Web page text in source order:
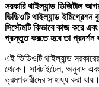
সরকারি থাইল্যান্ড ডিজিটাল
ভিডিওটি থাইল্যান্ড ইমিগ্রেশন
সিস্টেমটি কিভাবে কাজ করে
প্রস্তুত করতে হবে তা প্রদর্শন
এই ভিডিওটি থাইল্যান্ড
থেকে। সাবটাইটেল, অনুবাদ
ভ্রমণকারীদের সাহায্য করা